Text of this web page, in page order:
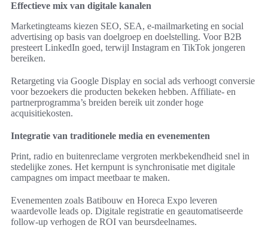
Effectieve mix van digitale kanalen
Marketingteams kiezen SEO, SEA, e‑mailmarketing en social
advertising op basis van doelgroep en doelstelling. Voor B2B
presteert LinkedIn goed, terwijl Instagram en TikTok jongeren
bereiken.
Retargeting via Google Display en social ads verhoogt conversie
voor bezoekers die producten bekeken hebben. Affiliate- en
partnerprogramma’s breiden bereik uit zonder hoge
acquisitiekosten.
Integratie van traditionele media en evenementen
Print, radio en buitenreclame vergroten merkbekendheid snel in
stedelijke zones. Het kernpunt is synchronisatie met digitale
campagnes om impact meetbaar te maken.
Evenementen zoals Batibouw en Horeca Expo leveren
waardevolle leads op. Digitale registratie en geautomatiseerde
follow-up verhogen de ROI van beursdeelnames.